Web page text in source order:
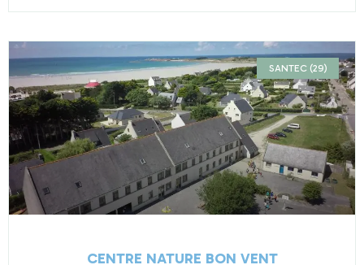
SANTEC (29)
CENTRE NATURE BON VENT